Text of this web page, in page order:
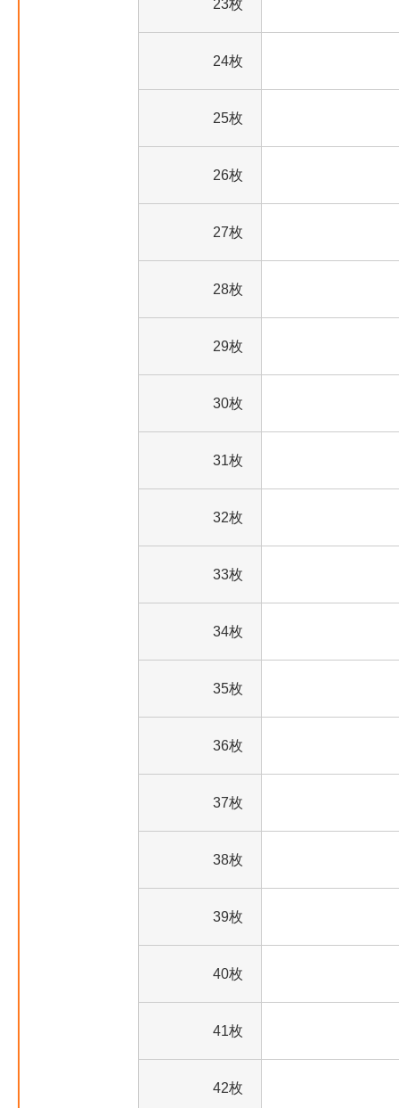
23枚
24枚
25枚
26枚
27枚
28枚
29枚
30枚
31枚
32枚
33枚
34枚
35枚
36枚
37枚
38枚
39枚
40枚
41枚
42枚